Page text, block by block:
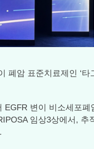
폐암 표준치료제인 ‘
변이 비소세포
임상3상에서,